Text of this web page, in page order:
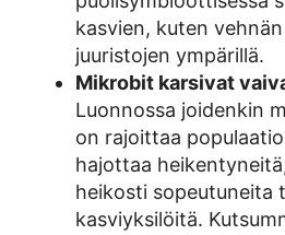
kasvien, kuten
juuristojen ympärillä.
Mikrobit karsivat
Luonnossa joidenkin
on rajoittaa
hajottaa
heikosti sopeutuneita
kasviyksilöitä.